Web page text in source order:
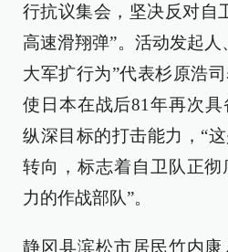
行抗议集会，坚决反对自
高速滑翔弹”。活动发起人
大军扩行为”代表杉原浩
使日本在战后81年再次
纵深目标的打击能力，“
转向，标志着自卫队正
力的作战部队”。
静冈县滨松市居民竹内